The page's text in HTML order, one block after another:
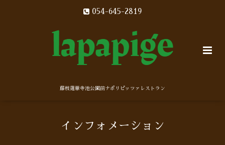
054-645-2819
藤枝蓮華寺池公園前ナポリピッツァレストラン
インフォメーション